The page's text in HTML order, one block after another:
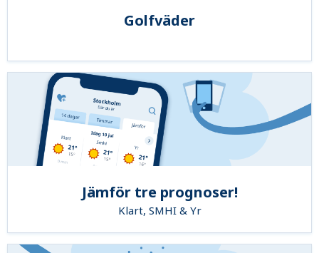
Golfväder
Jämför tre prognoser!
Klart, SMHI & Yr